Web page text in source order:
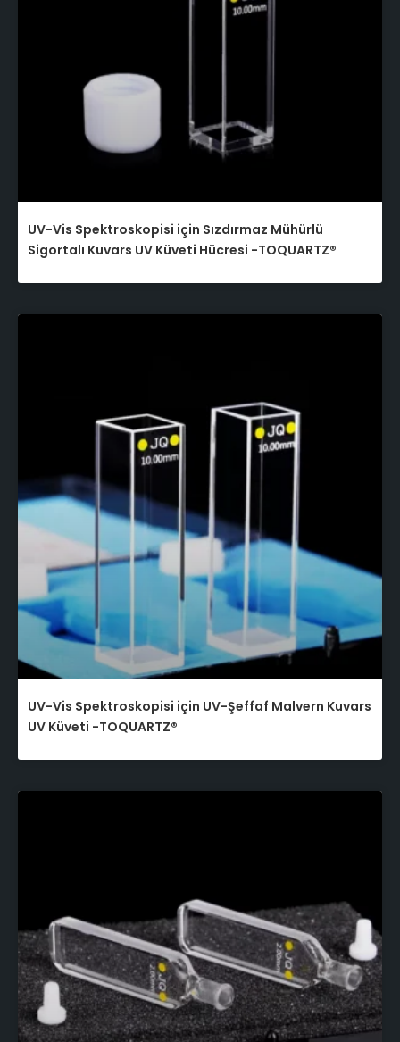
UV-Vis Spektroskopisi için Sızdırmaz Mühürlü
Sigortalı Kuvars UV Küveti Hücresi -TOQUARTZ®
UV-Vis Spektroskopisi için UV-Şeffaf Malvern Kuvars
UV Küveti -TOQUARTZ®